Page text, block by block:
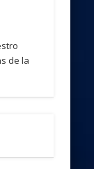
de la